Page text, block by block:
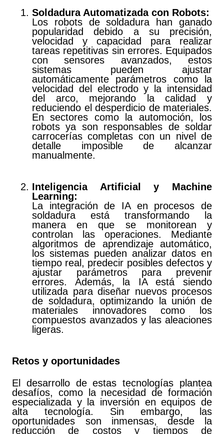
Soldadura Automatizada con Robots:
Los robots de soldadura han ganado
popularidad debido a su precisión,
velocidad y capacidad para realizar
tareas repetitivas sin errores. Equipados
con sensores avanzados, estos
sistemas pueden ajustar
automáticamente parámetros como la
velocidad del electrodo y la intensidad
del arco, mejorando la calidad y
reduciendo el desperdicio de materiales.
En sectores como la automoción, los
robots ya son responsables de soldar
carrocerías completas con un nivel de
detalle imposible de alcanzar
manualmente.
Inteligencia Artificial y Machine
Learning:
La integración de IA en procesos de
soldadura está transformando la
manera en que se monitorean y
controlan las operaciones. Mediante
algoritmos de aprendizaje automático,
los sistemas pueden analizar datos en
tiempo real, predecir posibles defectos y
ajustar parámetros para prevenir
errores. Además, la IA está siendo
utilizada para diseñar nuevos procesos
de soldadura, optimizando la unión de
materiales innovadores como los
compuestos avanzados y las aleaciones
ligeras.
Retos y oportunidades
El desarrollo de estas tecnologías plantea
desafíos, como la necesidad de formación
especializada y la inversión en equipos de
alta tecnología. Sin embargo, las
oportunidades son inmensas, desde la
reducción de costos y tiempos de